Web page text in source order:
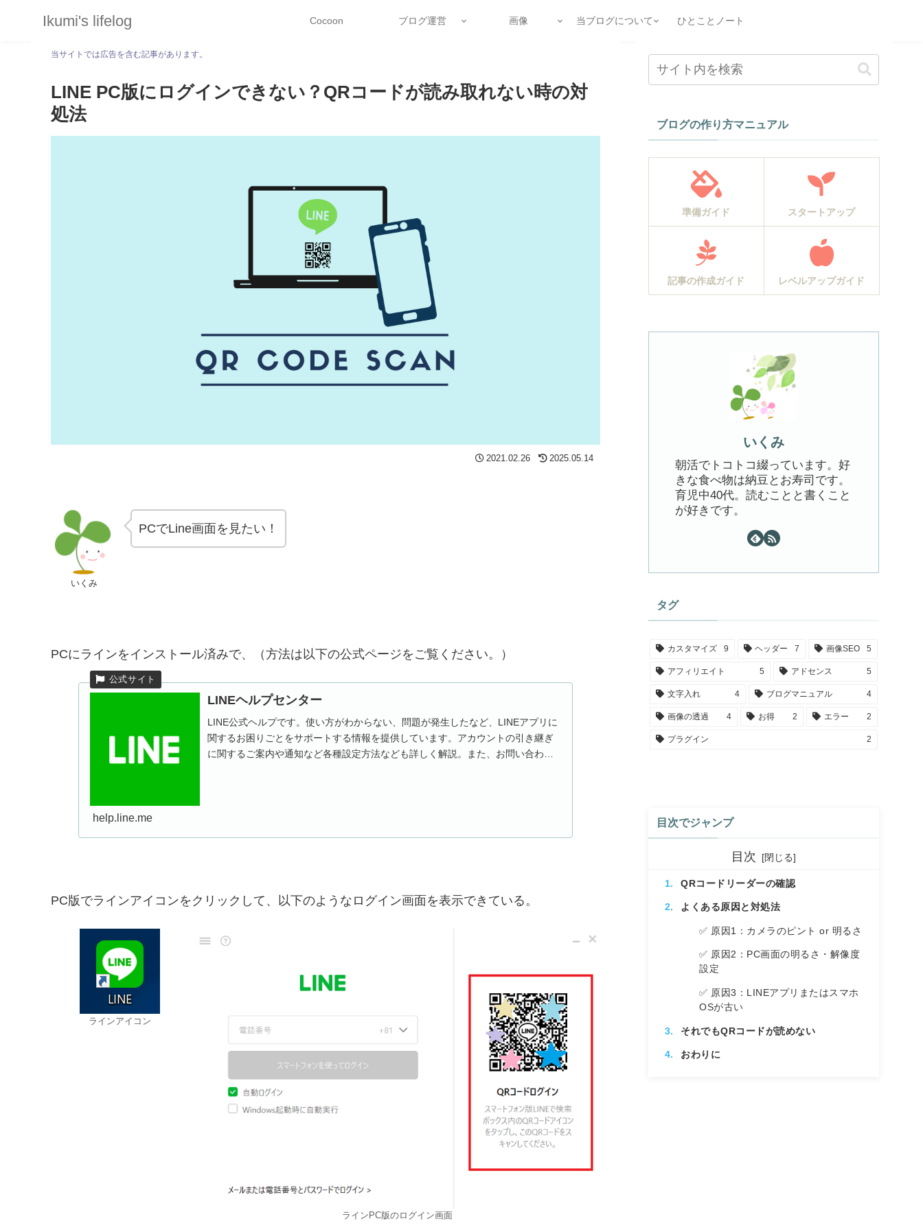
Ikumi's lifelog Cocoon ブログ運営 画像 当ブログについて ひとことノート
当サイトでは広告を含む記事があります。
LINE PC版にログインできない？QRコードが読み取れない時の対
処法
2021.02.26 2025.05.14
いくみ
PCでLine画面を見たい！
PCにラインをインストール済みで、（方法は以下の公式ページをご覧ください。）
LINEヘルプセンター
LINE公式ヘルプです。使い方がわからない、問題が発生したなど、LINEアプリに
関するお困りごとをサポートする情報を提供しています。アカウントの引き継ぎ
に関するご案内や通知など各種設定方法なども詳しく解説。また、お問い合わせ
help.line.me
PC版でラインアイコンをクリックして、以下のようなログイン画面を表示できている。
ラインアイコン
ラインPC版のログイン画面
ブログの作り方マニュアル
準備ガイド スタートアップ
記事の作成ガイド レベルアップガイド
いくみ
朝活でトコトコ綴っています。好
きな食べ物は納豆とお寿司です。
育児中40代。読むことと書くこと
が好きです。
タグ
カスタマイズ 9 ヘッダー 7 画像SEO 5
アフィリエイト 5 アドセンス 5
文字入れ 4 ブログマニュアル 4
画像の透過 4 お得 2 エラー 2
プラグイン 2
目次でジャンプ
目次
QRコードリーダーの確認
よくある原因と対処法
✅ 原因1：カメラのピント or 明るさ
✅ 原因2：PC画面の明るさ・解像度
設定
✅ 原因3：LINEアプリまたはスマホ
OSが古い
それでもQRコードが読めない
おわりに